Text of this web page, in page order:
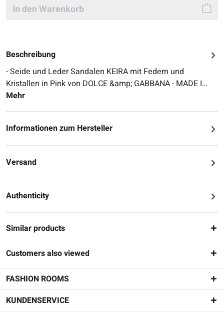
In den Warenkorb
Beschreibung
- Seide und Leder Sandalen KEIRA mit Federn und
Kristallen in Pink von DOLCE &amp; GABBANA - MADE I…
Mehr
Informationen zum Hersteller
Versand
Authenticity
Similar products
Customers also viewed
FASHION ROOMS
KUNDENSERVICE